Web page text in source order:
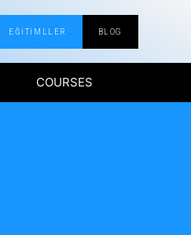
EĞİTİMLLER BLOG
COURSES